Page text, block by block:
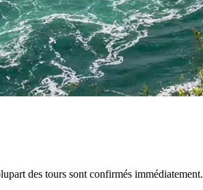
des tours sont confirmés immédiatement.